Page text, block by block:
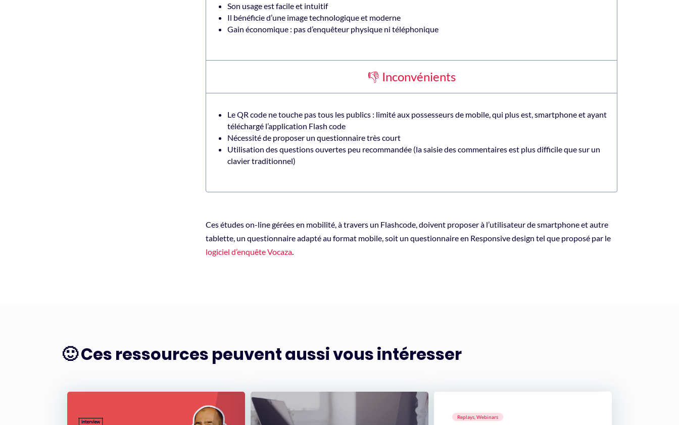
👎 Inconvénients
Son usage est facile et intuitif
Il bénéficie d’une image technologique et moderne
Gain économique : pas d’enquêteur physique ni téléphonique
Le QR code ne touche pas tous les publics : limité aux possesseurs de mobile, qui plus est, smartphone et ayant
téléchargé l’application Flash code
Nécessité de proposer un questionnaire très court
Utilisation des questions ouvertes peu recommandée (la saisie des commentaires est plus difficile que sur un
clavier traditionnel)
Ces études on-line gérées en mobilité, à travers un Flashcode, doivent proposer à l’utilisateur de smartphone et autre
tablette, un questionnaire adapté au format mobile, soit un questionnaire en Responsive design tel que proposé par le
logiciel d’enquête Vocaza.
🙂 Ces ressources peuvent aussi vous intéresser
Replays, Webinars